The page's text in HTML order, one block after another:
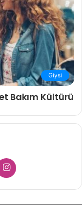
Giysi
Bakım Kültürü
Instagram